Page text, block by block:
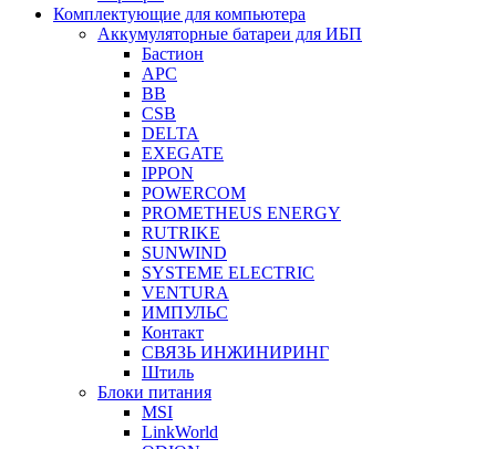
Комплектующие для компьютера
Аккумуляторные батареи для ИБП
Бастион
APC
BB
CSB
DELTA
EXEGATE
IPPON
POWERCOM
PROMETHEUS ENERGY
RUTRIKE
SUNWIND
SYSTEME ELECTRIC
VENTURA
ИМПУЛЬС
Контакт
СВЯЗЬ ИНЖИНИРИНГ
Штиль
Блоки питания
MSI
LinkWorld